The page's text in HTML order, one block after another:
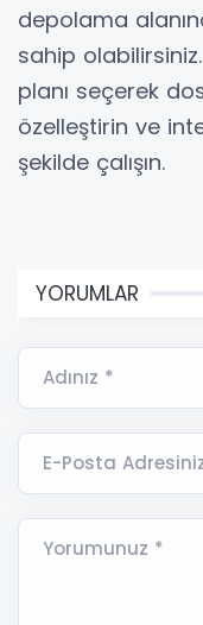
depolama
sahip
planı seçerek
özelleştirin ve
şekilde çalışın.
YORUMLAR
Adınız *
E-Posta
Yorumunuz *